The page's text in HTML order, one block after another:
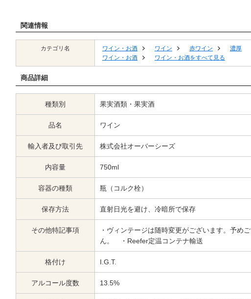
関連情報
カテゴリ名 ワイン・お酒 ワイン 赤ワイン
濃厚
ワイン・お酒
ワイン・お酒をすべて見る
商品詳細
種類別 果実酒類・果実酒
品名 ワイン
輸入者及び取引先 株式会社オーバーシーズ
内容量 750ml
容器の種類 瓶（コルク栓）
保存方法 直射日光を避け、冷暗所で保存
その他特記事項
・ヴィンテージは随時変更がございます。予
ん。 ・Reefer定温コンテナ輸送
格付け I.G.T.
アルコール度数 13.5%